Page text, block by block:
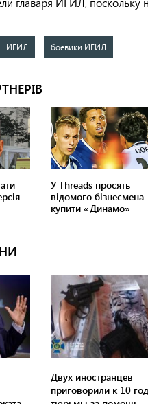
ИГИЛ боевики ИГИЛ
Двух иностранцев
приговорили к 10